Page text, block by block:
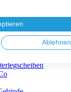
Ablehnen